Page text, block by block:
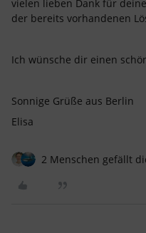
vielen lieben Dank für
der bereits vorhandenen
Ich wünsche dir einen
Sonnige Grüße aus Berlin
Elisa
2 Menschen gefällt